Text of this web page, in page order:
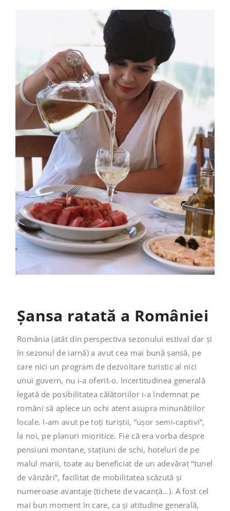
Șansa ratată a României
România (atât din perspectiva sezonului estival dar și
în sezonul de iarnă) a avut cea mai bună șansă, pe
care nici un program de dezvoltare turistic al nici
unui guvern, nu i-a oferit-o. Incertitudinea generală
legată de posibilitatea călătoriilor i-a îndemnat pe
români să aplece un ochi atent asupra minunățiilor
locale. I-am avut pe toți turiștii, “ușor semi-captivi“,
la noi, pe planuri mioritice. Fie că era vorba despre
pensiuni montane, stațiuni de schi, hoteluri de pe
malul marii, toate au beneficiat de un adevărat “tunel
de vânzări“, facilitat de mobilitatea scăzută și
numeroase avantaje (tichete de vacanță…). A fost cel
mai bun moment în care, ca și atitudine generală,